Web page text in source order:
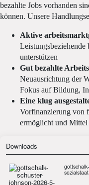
bezahlte Jobs vorhanden
können. Unsere
Aktive
unterstützen
Gut bezahlte
Neuausrichtung der
Fokus auf Bildung,
Eine klug
Vorfinanzierung von
ermöglicht und
Downloads